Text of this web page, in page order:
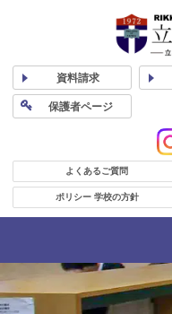
資料請求
保護者ページ
よくあるご質問
ポリシー 学校の方針